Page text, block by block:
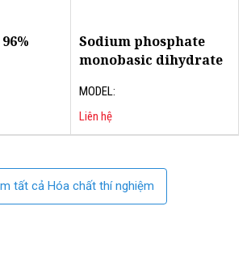
Sodium phosphate
monobasic dihydrate
MODEL:
Liên hệ
tất cả Hóa chất thí nghiệm